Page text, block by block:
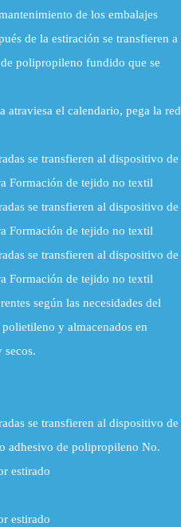
de los embalajes
de la estiración se transfieren a
polipropileno fundido que se
atraviesa el calendario, pega la red
se transfieren al dispositivo de
Formación de tejido no textil
se transfieren al dispositivo de
Formación de tejido no textil
se transfieren al dispositivo de
Formación de tejido no textil
según las necesidades del
y almacenados en
secos.
se transfieren al dispositivo de
adhesivo de polipropileno No.
estirado
estirado